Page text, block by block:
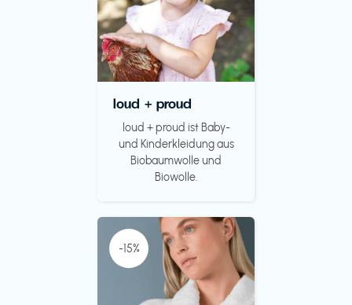
loud + proud
loud + proud ist Baby-
und Kinderkleidung aus
Biobaumwolle und
Biowolle.
-15%